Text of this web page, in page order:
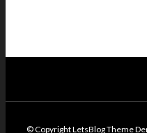
© Copyright LetsBlog Theme